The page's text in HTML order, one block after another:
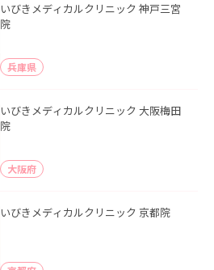
いびきメディカルクリニック 神戸三宮
院
兵庫県
いびきメディカルクリニック 大阪梅田
院
大阪府
いびきメディカルクリニック 京都院